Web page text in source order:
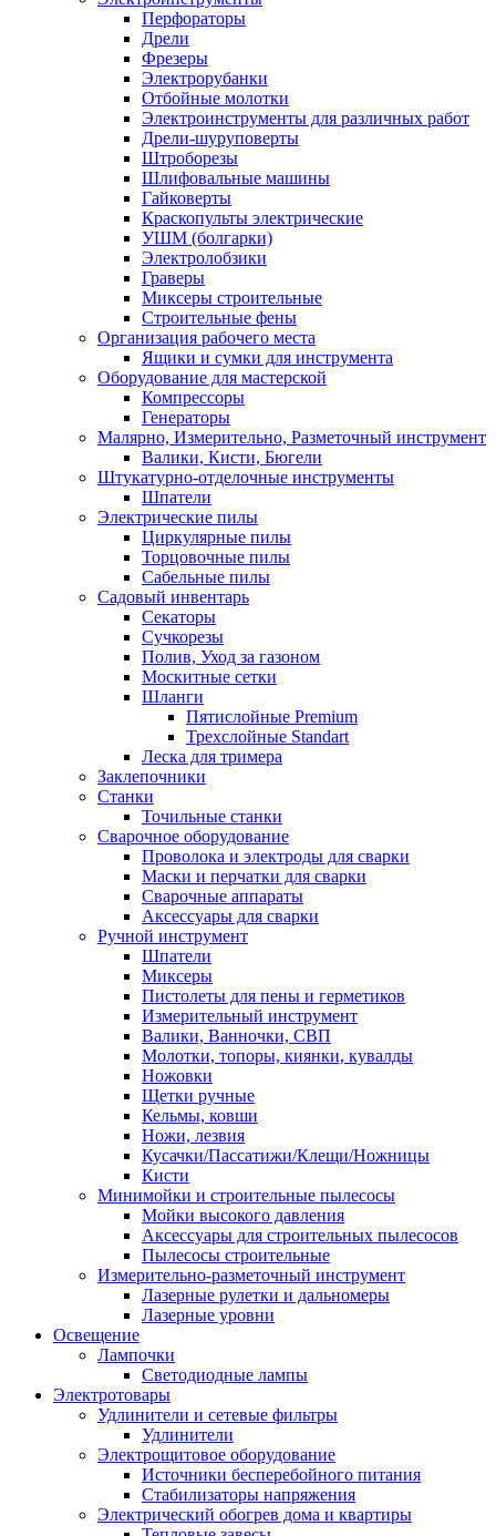
Перфораторы
Дрели
Фрезеры
Электрорубанки
Отбойные молотки
Электроинструменты для различных работ
Дрели-шуруповерты
Штроборезы
Шлифовальные машины
Гайковерты
Краскопульты электрические
УШМ (болгарки)
Электролобзики
Граверы
Миксеры строительные
Строительные фены
Организация рабочего места
Ящики и сумки для инструмента
Оборудование для мастерской
Компрессоры
Генераторы
Малярно, Измерительно, Разметочный инструмент
Валики, Кисти, Бюгели
Штукатурно-отделочные инструменты
Шпатели
Электрические пилы
Циркулярные пилы
Торцовочные пилы
Сабельные пилы
Садовый инвентарь
Секаторы
Сучкорезы
Полив, Уход за газоном
Москитные сетки
Шланги
Пятислойные Premium
Трехслойные Standart
Леска для тримера
Заклепочники
Станки
Точильные станки
Сварочное оборудование
Проволока и электроды для сварки
Маски и перчатки для сварки
Сварочные аппараты
Аксессуары для сварки
Ручной инструмент
Шпатели
Миксеры
Пистолеты для пены и герметиков
Измерительный инструмент
Валики, Ванночки, СВП
Молотки, топоры, киянки, кувалды
Ножовки
Щетки ручные
Кельмы, ковши
Ножи, лезвия
Кусачки/Пассатижи/Клещи/Ножницы
Кисти
Минимойки и строительные пылесосы
Мойки высокого давления
Аксессуары для строительных пылесосов
Пылесосы строительные
Измерительно-разметочный инструмент
Лазерные рулетки и дальномеры
Лазерные уровни
Освещение
Лампочки
Светодиодные лампы
Электротовары
Удлинители и сетевые фильтры
Удлинители
Электрощитовое оборудование
Источники бесперебойного питания
Стабилизаторы напряжения
Электрический обогрев дома и квартиры